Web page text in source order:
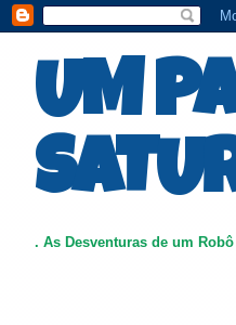
UM
. As Desventuras de um